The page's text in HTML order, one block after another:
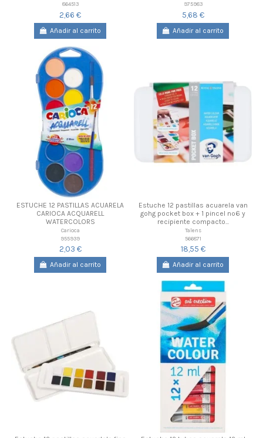
864513
2,66 €
Añadir al carrito
975983
5,68 €
Añadir al carrito
ESTUCHE 12 PASTILLAS ACUARELA
CARIOCA ACQUARELL
WATERCOLORS
Carioca
955939
2,03 €
Añadir al carrito
Estuche 12 pastillas acuarela van
gohg pocket box + 1 pincel nº6 y
recipiente compacto...
Talens
566871
18,55 €
Añadir al carrito